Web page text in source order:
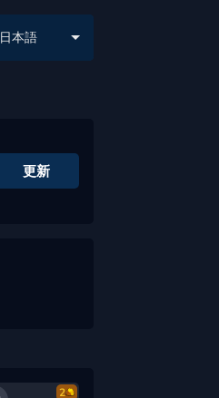
日本語
更新
2